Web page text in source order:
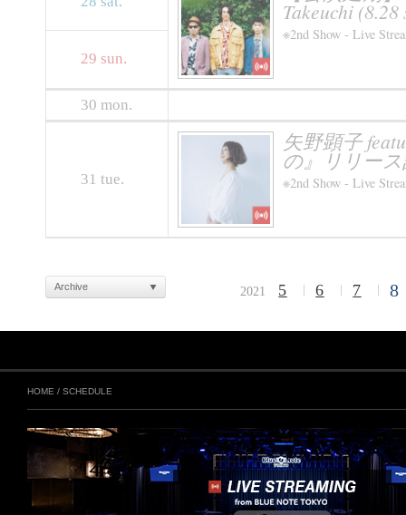
Takeuchi
※2nd Show - Live
29 sun.
30 mon.
31 tue.
矢野顕子
の』リリー
※2nd Show - Live
2021 5 6 7 8
Archive
HOME / SCHEDULE